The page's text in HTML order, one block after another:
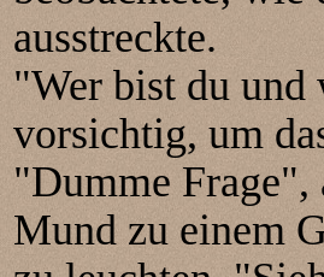
ausstreckte.
"Wer bist du und
vorsichtig, um
"Dumme Frage",
Mund zu einem